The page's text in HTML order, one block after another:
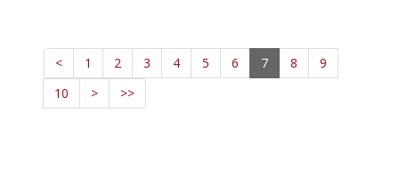
< 1 2 3 4 5 6 7 8
9
10
> >>